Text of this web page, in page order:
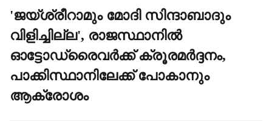
'ജയ്ശ്രീറാമും മോദി സിന്ദാബാദും
വിളിച്ചില്ല', രാജസ്ഥാനില്‍
ഓട്ടോഡ്രൈവര്‍ക്ക് ക്രൂരമര്‍ദ്ദനം,
പാക്കിസ്ഥാനിലേക്ക് പോകാനും
ആക്രോശം